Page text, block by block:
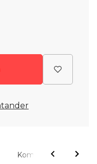
Komentarze